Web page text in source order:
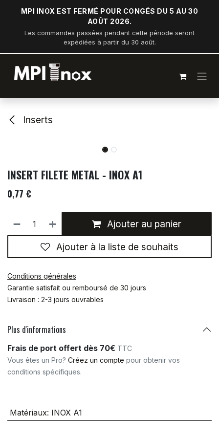
Se rendre au contenu
MPI INOX EST FERMÉ POUR CONGÉS DU 5 AU 30
AOÛT 2026.
Les commandes passées pendant cette période seront
expédiées à partir du 30 août.
Inserts
INSERT FILETE METAL - INOX A1
0,77 €
Ajouter au panier
Ajouter à la liste de souhaits
Conditions générales
Garantie satisfait ou remboursé de 30 jours
Livraison : 2-3 jours ouvrables
Plus d'informations
Frais de port offert dès 70€ TTC
Vous êtes un Pro? Créez un compte pour obtenir vos
conditions spécifiques.
Matériaux: INOX A1